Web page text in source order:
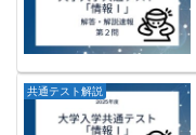
共通テスト解説